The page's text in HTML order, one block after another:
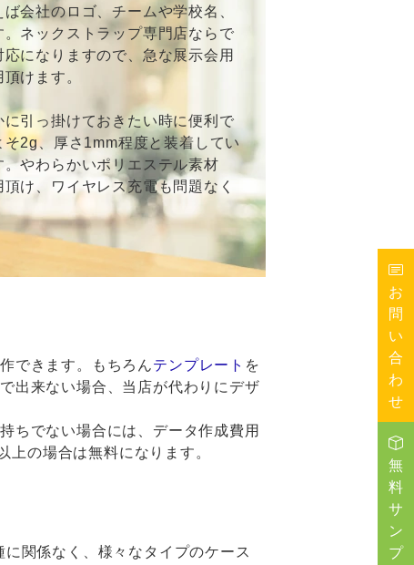
会社のロゴ、チームや学校名、
ネックストラップ専門店ならで
になりますので、急な展示会用
けます。
引っ掛けておきたい時に便利で
2g、厚さ1mm程度と装着してい
やわらかいポリエステル素材
け、ワイヤレス充電も問題なく
できます。もちろんテンプレート を
出来ない場合、当店が代わりにデザ
ちでない場合には、データ作成費用
の場合は無料になります。
関係なく、様々なタイプのケース
お
問
い
合
わ
せ
無
料
サ
ン
プ